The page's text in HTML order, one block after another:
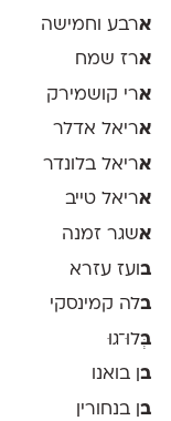
ארבע וחמישה
ארז שמח
ארי קושמירק
אריאל אדלר
אריאל בלונדר
אריאל טייב
אשגר זמנה
בועז עזרא
בלה קמינסקי
בְּלוּ־גוּ
בן בואנו
בן בנחורין